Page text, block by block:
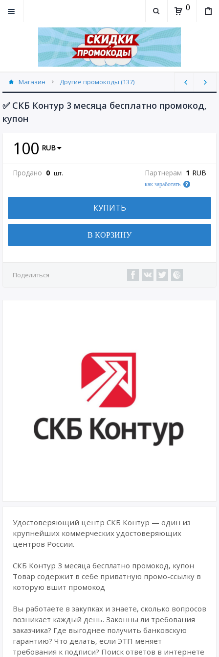
0
Магазин Другие промокоды (137)
✅ СКБ Контур 3 месяца бесплатно промокод,
купон
100 RUB
Продано 0 шт. Партнерам 1 RUB
как заработать
КУПИТЬ
В КОРЗИНУ
Поделиться
Удостоверяющий центр СКБ Контур — один из
крупнейших коммерческих удостоверяющих
центров России.
СКБ Контур 3 месяца бесплатно промокод, купон
Товар содержит в себе приватную промо-ссылку в
которую вшит промокод
Вы работаете в закупках и знаете, сколько вопросов
возникает каждый день. Законны ли требования
заказчика? Где выгоднее получить банковскую
гарантию? Что делать, если ЭТП меняет
требования к подписи? Поиск ответов в интернете